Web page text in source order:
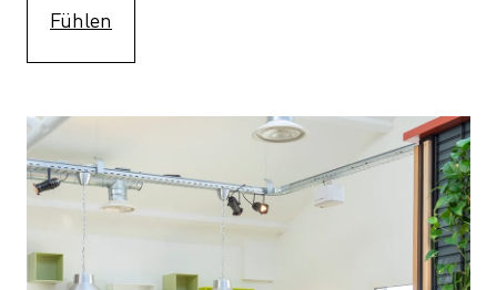
Fühlen